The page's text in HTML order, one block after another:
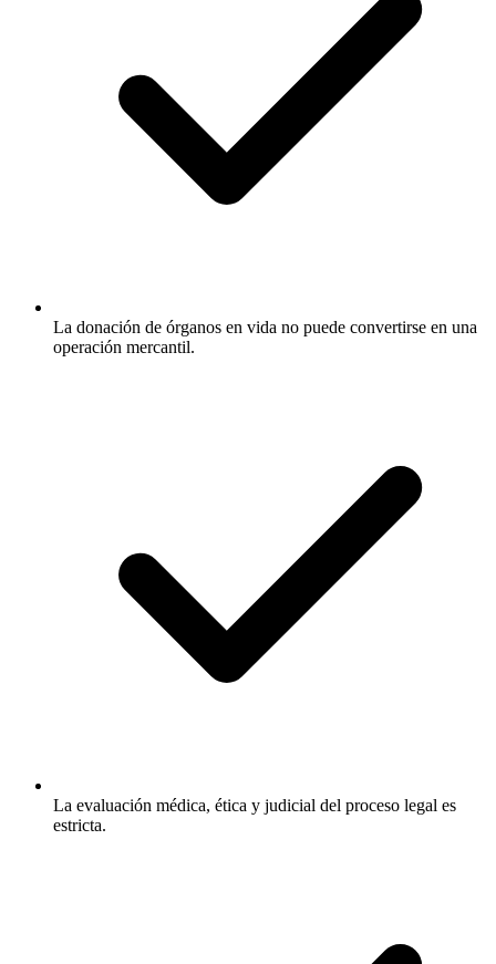
La donación de órganos en vida no puede convertirse en una
operación mercantil.
La evaluación médica, ética y judicial del proceso legal es
estricta.